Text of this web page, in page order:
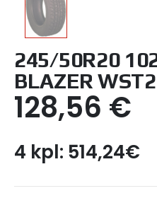
245/50R20
BLAZER
128,56 €
4 kpl: 514,24€